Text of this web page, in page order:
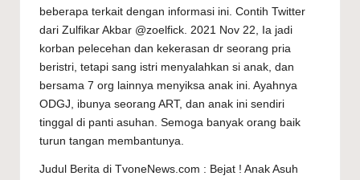
beberapa terkait dengan informasi ini. Contih Twitter
dari Zulfikar Akbar @zoelfick. 2021 Nov 22, Ia jadi
korban pelecehan dan kekerasan dr seorang pria
beristri, tetapi sang istri menyalahkan si anak, dan
bersama 7 org lainnya menyiksa anak ini. Ayahnya
ODGJ, ibunya seorang ART, dan anak ini sendiri
tinggal di panti asuhan. Semoga banyak orang baik
turun tangan membantunya.
Judul Berita di TvoneNews.com : Bejat ! Anak Asuh